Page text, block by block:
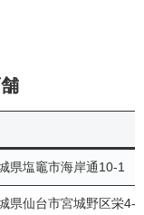
県塩竈市海岸通10-1
県仙台市宮城野区栄